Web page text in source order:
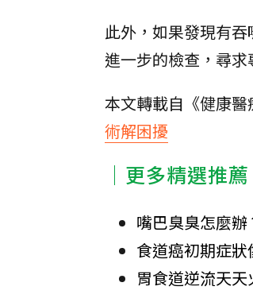
此外，如果發現有
進一步的檢查，尋求
本文轉載自《健康醫
術解困擾
│更多精選推
嘴巴臭臭怎麼
食道癌初期症狀
胃食道逆流天